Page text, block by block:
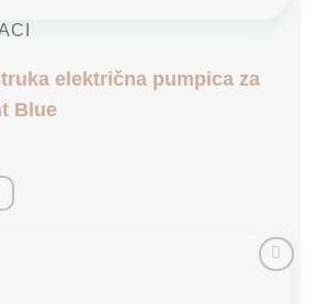
električna pumpica za
Blue